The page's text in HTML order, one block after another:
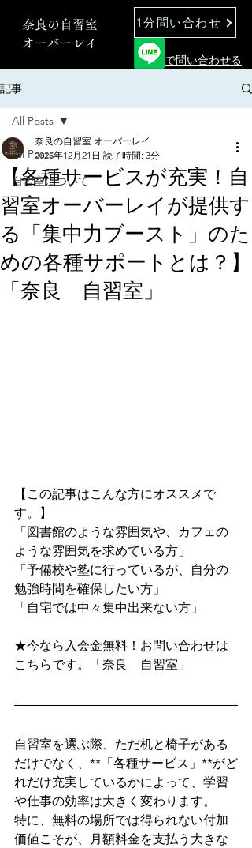
奈良の自習室
オーバーレイ
1分問い合わせ
で問い合わせる
記事
All Posts
自習室について
All Posts
【各種サービスが充実！自
習室オーバーレイが提供す
る「集中力ブースト」のた
めの各種サポートとは？】
「奈良 自習室」
奈良の自習室 オーバーレイ
2025年12月21日 読了時間: 3分
【この記事はこんな方にオススメで
す。】
「図書館のような雰囲気や、カフェの
ような雰囲気を求めている方」
「予備校や塾に行っているが、自分の
勉強時間を確保したい方」
「自宅では中々集中出来ない方」
★今なら入会金無料！お問い合わせは
こちらです。「奈良　自習室」
自習室を選ぶ際、ただ机と椅子がある
だけでなく、**「各種サービス」**がど
れだけ充実しているかによって、学習
や仕事の効率は大きく変わります。
特に、無料の場所では得られない付加
価値こそが、月額料金を支払う大きな